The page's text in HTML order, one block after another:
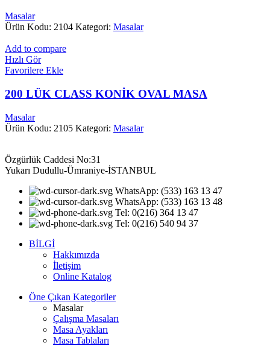
Masalar
Ürün Kodu: 2104 Kategori: Masalar
Add to compare
Hızlı Gör
Favorilere Ekle
200 LÜK CLASS KONİK OVAL MASA
Masalar
Ürün Kodu: 2105 Kategori: Masalar
Özgürlük Caddesi No:31
Yukarı Dudullu-Ümraniye-İSTANBUL
WhatsApp: (533) 163 13 47
WhatsApp: (533) 163 13 48
Tel: 0(216) 364 13 47
Tel: 0(216) 540 94 37
BİLGİ
Hakkımızda
İletişim
Online Katalog
Öne Çıkan Kategoriler
Masalar
Çalışma Masaları
Masa Ayakları
Masa Tablaları